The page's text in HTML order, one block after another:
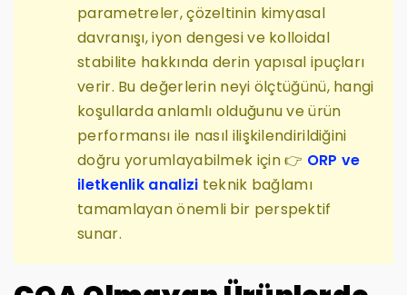
parametreler, çözeltinin kimyasal
davranışı, iyon dengesi ve kolloidal
stabilite hakkında derin yapısal ipuçları
verir. Bu değerlerin neyi ölçtüğünü, hangi
koşullarda anlamlı olduğunu ve ürün
performansı ile nasıl ilişkilendirildiğini
doğru yorumlayabilmek için 👉 ORP ve
iletkenlik analizi teknik bağlamı
tamamlayan önemli bir perspektif
sunar.